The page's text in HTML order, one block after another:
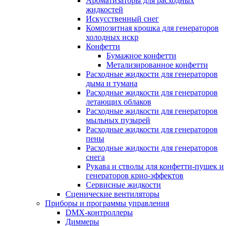
жидкостей
Искусственный снег
Композитная крошка для генераторов
холодных искр
Конфетти
Бумажное конфетти
Метализированное конфетти
Расходные жидкости для генераторов
дыма и тумана
Расходные жидкости для генераторов
летающих облаков
Расходные жидкости для генераторов
мыльных пузырей
Расходные жидкости для генераторов
пены
Расходные жидкости для генераторов
снега
Рукава и стволы для конфетти-пушек и
генераторов крио-эффектов
Сервисные жидкости
Сценические вентиляторы
Приборы и программы управления
DMX-контроллеры
Диммеры